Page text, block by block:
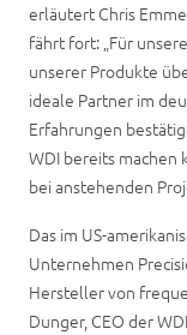
erläutert Chris
fährt fort: „Für
unserer Produkte
ideale Partner im
Erfahrungen
WDI bereits machen
bei anstehenden
Das im US-
Unternehmen
Hersteller von
Dunger, CEO der